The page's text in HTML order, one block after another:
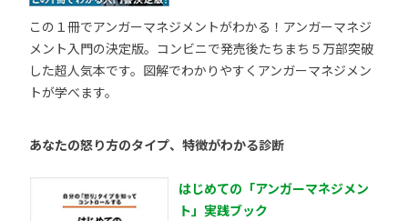
この１冊でアンガーマネジメントがわかる！アンガーマネジ
メント入門の決定版。コンビニで発売後たちまち５万部突破
した超人気本です。図解でわかりやすくアンガーマネジメン
トが学べます。
あなたの怒り方のタイプ、特徴がわかる診断
はじめての「アンガーマネジメン
ト」実践ブック